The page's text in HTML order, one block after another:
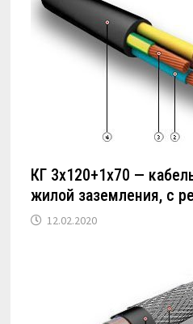
КГ 3х120+1х70 —
жилой заземления, с
12.02.2020